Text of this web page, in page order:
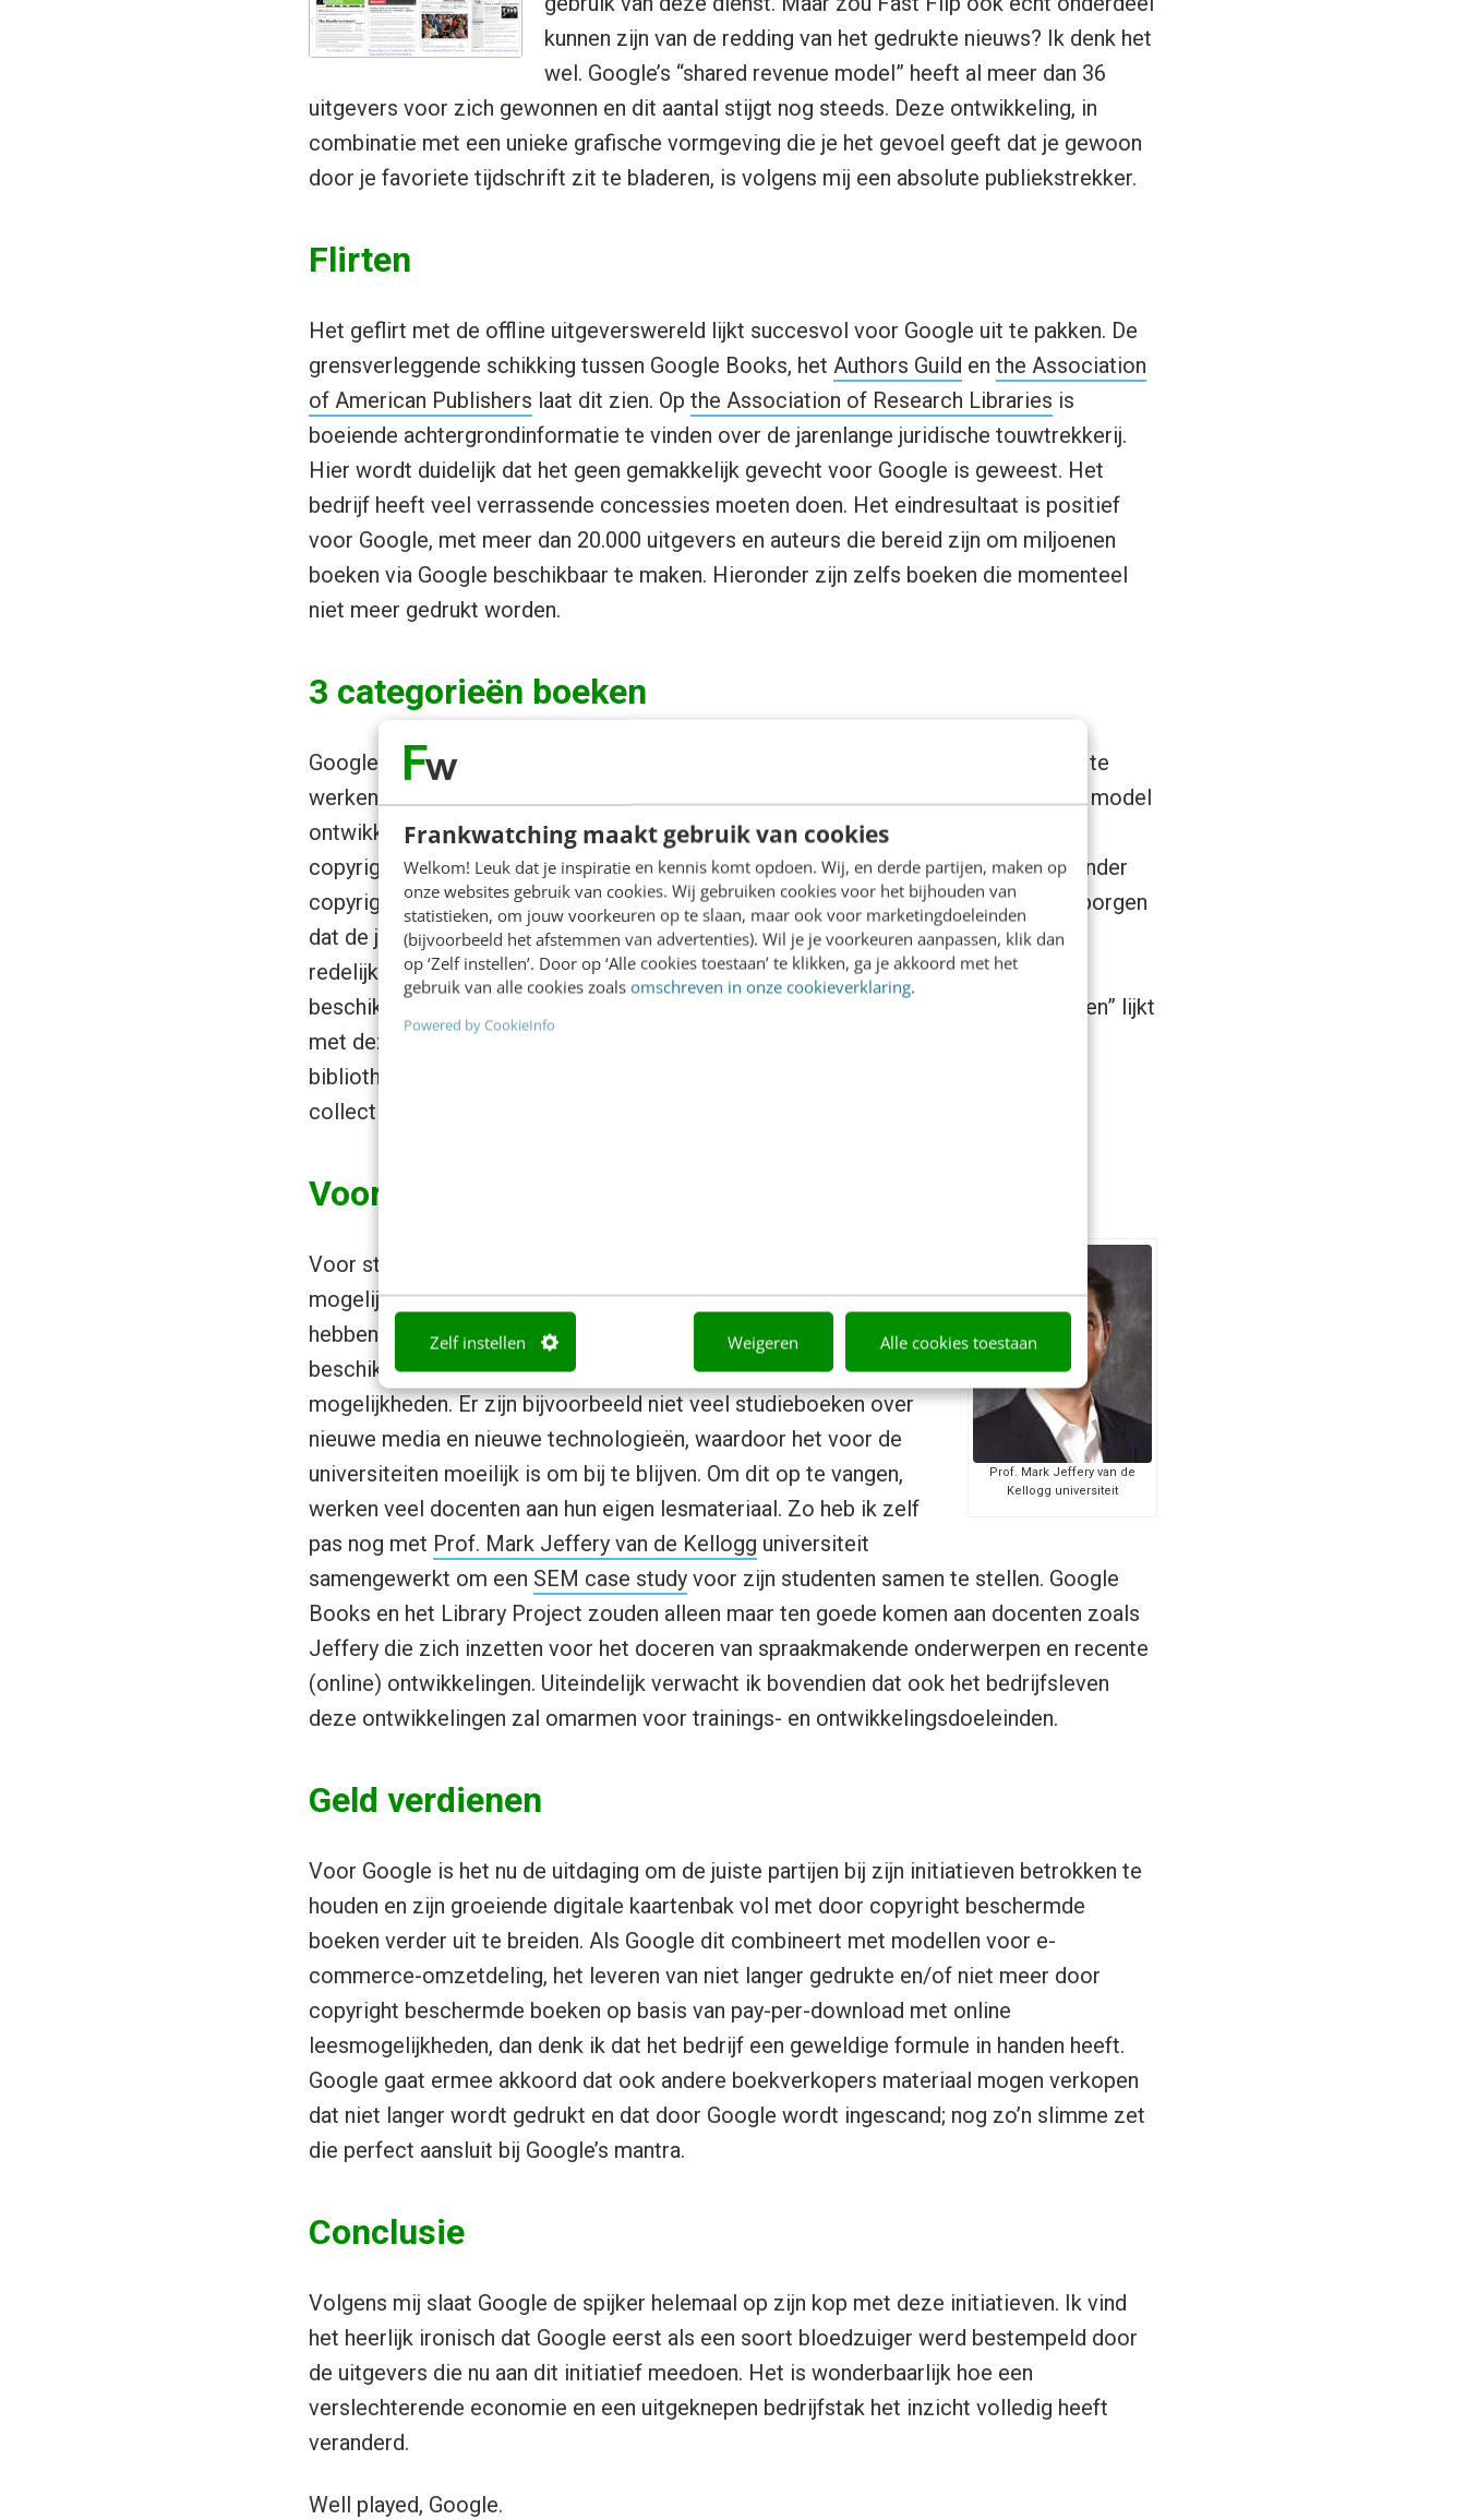
Frankwatching maakt gebruik van cookies
Welkom! Leuk dat je inspiratie en kennis komt opdoen. Wij, en derde partijen, maken op
onze websites gebruik van cookies. Wij gebruiken cookies voor het bijhouden van
statistieken, om jouw voorkeuren op te slaan, maar ook voor marketingdoeleinden
(bijvoorbeeld het afstemmen van advertenties). Wil je je voorkeuren aanpassen, klik dan
op ‘Zelf instellen’. Door op ‘Alle cookies toestaan’ te klikken, ga je akkoord met het
gebruik van alle cookies zoals omschreven in onze cookieverklaring.
Powered by CookieInfo
Zelf instellen Weigeren Alle cookies toestaan
kunnen zijn van de redding van het gedrukte nieuws? Ik denk het
wel. Google’s “shared revenue model” heeft al meer dan 36
uitgevers voor zich gewonnen en dit aantal stijgt nog steeds. Deze ontwikkeling, in
combinatie met een unieke grafische vormgeving die je het gevoel geeft dat je gewoon
door je favoriete tijdschrift zit te bladeren, is volgens mij een absolute publiekstrekker.
Flirten
Het geflirt met de offline uitgeverswereld lijkt succesvol voor Google uit te pakken. De
grensverleggende schikking tussen Google Books, het Authors Guild en the Association
of American Publishers laat dit zien. Op the Association of Research Libraries is
boeiende achtergrondinformatie te vinden over de jarenlange juridische touwtrekkerij.
Hier wordt duidelijk dat het geen gemakkelijk gevecht voor Google is geweest. Het
bedrijf heeft veel verrassende concessies moeten doen. Het eindresultaat is positief
voor Google, met meer dan 20.000 uitgevers en auteurs die bereid zijn om miljoenen
boeken via Google beschikbaar te maken. Hieronder zijn zelfs boeken die momenteel
niet meer gedrukt worden.
3 categorieën boeken
Google heeft een paar slimme zetten gedaan door met zijn tegenstanders samen te
werken aan een oplossing die voor iedereen acceptabel is. Samen hebben ze een model
ontwikkeld waarin drie soorten boeken worden onderscheiden: beschermd door
copyright en nog in druk; beschermd door copyright maar niet meer in druk; en zonder
copyright – inclusief een onafhankelijk not-for-profit boeken register om te waarborgen
dat de juiste, rechthebbende aandeelhouders gevonden kunnen worden en zo een
redelijke vergoeding kunnen ontvangen. Google’s mantra om “alle op de wereld
beschikbare informatie te ordenen en universeel toegankelijk en bruikbaar te maken” lijkt
met deze stap dus succes te oogsten. Een toenemend aantal universiteiten en
bibliotheken staat namelijk open voor samenwerking om zodoende hun huidige
collecties verder uit te kunnen breiden.
Voor wie is dit interessant?
Prof. Mark Jeffery van de
Kellogg universiteit
Voor studenten biedt deze Google-dienst ongekende
mogelijkheden. Miljoenen boeken, vol met informatie die ze nodig
hebben, maar die ze niet direct hoeven te kopen, zijn ineens online
beschikbaar en bruikbaar. En ook voor docenten zijn er volop
mogelijkheden. Er zijn bijvoorbeeld niet veel studieboeken over
nieuwe media en nieuwe technologieën, waardoor het voor de
universiteiten moeilijk is om bij te blijven. Om dit op te vangen,
werken veel docenten aan hun eigen lesmateriaal. Zo heb ik zelf
pas nog met Prof. Mark Jeffery van de Kellogg universiteit
samengewerkt om een SEM case studyvoor zijn studenten samen te stellen. Google
Books en het Library Project zouden alleen maar ten goede komen aan docenten zoals
Jeffery die zich inzetten voor het doceren van spraakmakende onderwerpen en recente
(online) ontwikkelingen. Uiteindelijk verwacht ik bovendien dat ook het bedrijfsleven
deze ontwikkelingen zal omarmen voor trainings- en ontwikkelingsdoeleinden.
Geld verdienen
Voor Google is het nu de uitdaging om de juiste partijen bij zijn initiatieven betrokken te
houden en zijn groeiende digitale kaartenbak vol met door copyright beschermde
boeken verder uit te breiden. Als Google dit combineert met modellen voor e-
commerce-omzetdeling, het leveren van niet langer gedrukte en/of niet meer door
copyright beschermde boeken op basis van pay-per-download met online
leesmogelijkheden, dan denk ik dat het bedrijf een geweldige formule in handen heeft.
Google gaat ermee akkoord dat ook andere boekverkopers materiaal mogen verkopen
dat niet langer wordt gedrukt en dat door Google wordt ingescand; nog zo’n slimme zet
die perfect aansluit bij Google’s mantra.
Conclusie
Volgens mij slaat Google de spijker helemaal op zijn kop met deze initiatieven. Ik vind
het heerlijk ironisch dat Google eerst als een soort bloedzuiger werd bestempeld door
de uitgevers die nu aan dit initiatief meedoen. Het is wonderbaarlijk hoe een
verslechterende economie en een uitgeknepen bedrijfstak het inzicht volledig heeft
veranderd.
Well played, Google.